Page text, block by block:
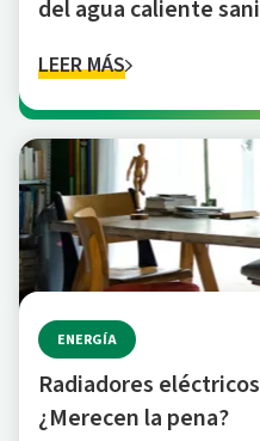
del agua caliente
LEER MÁS
ENERGÍA
Radiadores
¿Merecen la pena?